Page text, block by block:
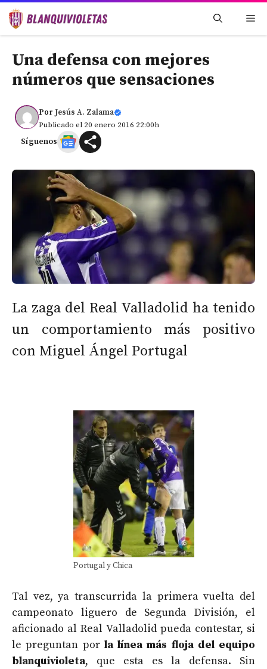
Saltar
Una defensa con mejores
números que sensaciones
Por Jesús A. Zalama
Publicado el 20 enero 2016 22:00h
Síguenos
La zaga del Real Valladolid ha tenido
un comportamiento más positivo
con Miguel Ángel Portugal
Portugal y Chica
Tal vez, ya transcurrida la primera vuelta del
campeonato liguero de Segunda División, el
aficionado al Real Valladolid pueda contestar, si
le preguntan por la línea más floja del equipo
blanquivioleta, que esta es la defensa. Sin